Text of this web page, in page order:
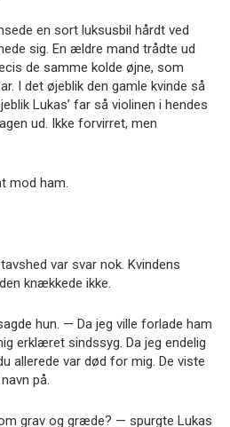
en sort luksusbil hårdt ved
sig. En ældre mand trådte ud
de samme kolde øjne, som
I det øjeblik den gamle kvinde så
Lukas’ far så violinen i hendes
ud. Ikke forvirret, men
mod ham.
var svar nok. Kvindens
knækkede ikke.
hun. — Da jeg ville forlade ham
erklæret sindssyg. Da jeg endelig
allerede var død for mig. De viste
på.
grav og græde? — spurgte Lukas